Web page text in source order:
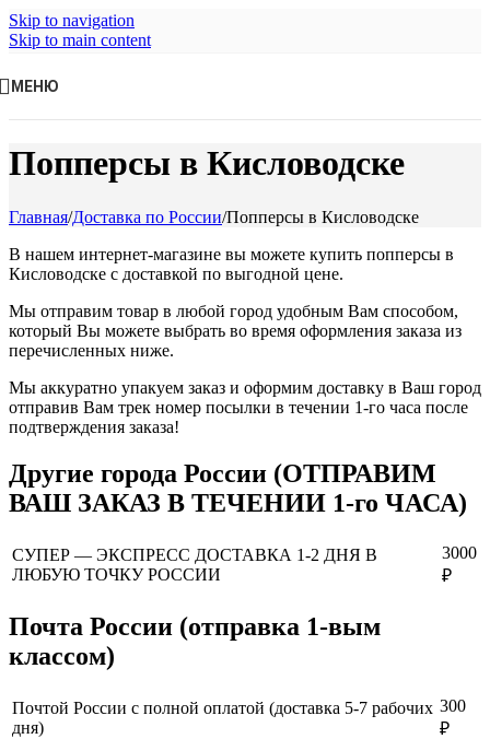
Skip to navigation
Skip to main content
МЕНЮ
Попперсы в Кисловодске
Главная/Доставка по России/Попперсы в Кисловодске
В нашем интернет-магазине вы можете купить попперсы в
Кисловодске с доставкой по выгодной цене.
Мы отправим товар в любой город удобным Вам способом,
который Вы можете выбрать во время оформления заказа из
перечисленных ниже.
Мы аккуратно упакуем заказ и оформим доставку в Ваш город
отправив Вам трек номер посылки в течении 1-го часа после
подтверждения заказа!
Другие города России (ОТПРАВИМ
ВАШ ЗАКАЗ В ТЕЧЕНИИ 1-го ЧАСА)
СУПЕР — ЭКСПРЕСС ДОСТАВКА 1-2 ДНЯ В
ЛЮБУЮ ТОЧКУ РОССИИ
3000
₽
Почта России (отправка 1-вым
классом)
Почтой России с полной оплатой (доставка 5-7 рабочих
дня)
300
₽